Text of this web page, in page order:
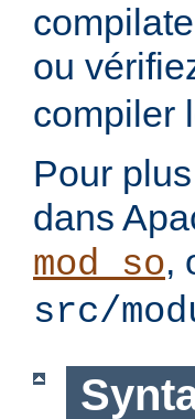
ou
compiler
Pour
dans
mod_so,
src/